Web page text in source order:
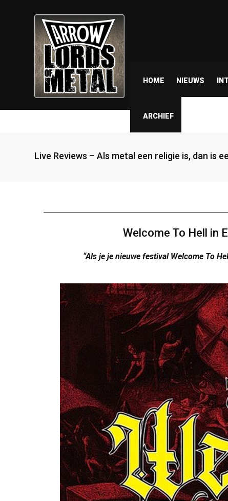
HOME NIEUWS
ARCHIEF
Live Reviews – Als metal een religie is, dan is
Welcome To Hell in
“Als je je nieuwe festival Welcome To